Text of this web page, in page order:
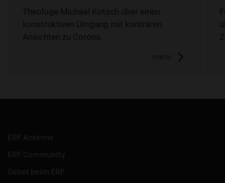
Theologe Michael Kotsch über einen
konstruktiven Umgang mit konträren
Ansichten zu Corona.
mehr
ERF Antenne
ERF Community
Gebet beim ERF